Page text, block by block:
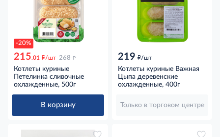
-20%
215.01 д/шт 268 д
Котлеты куриные
Петелинка сливочные
охлажденные, 500г
В корзину
219 д/шт
Котлеты куриные Важная
Цыпа деревенские
охлажденные, 400г
Только в торговом центре